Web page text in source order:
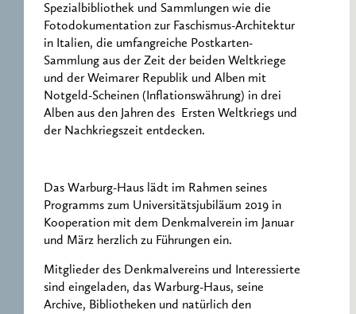
Spezialbibliothek und Sammlungen wie die
Fotodokumentation zur Faschismus-Architektur
in Italien, die umfangreiche Postkarten-
Sammlung aus der Zeit der beiden Weltkriege
und der Weimarer Republik und Alben mit
Notgeld-Scheinen (Inflationswährung) in drei
Alben aus den Jahren des Ersten Weltkriegs und
der Nachkriegszeit entdecken.
Das Warburg-Haus lädt im Rahmen seines
Programms zum Universitätsjubiläum 2019 in
Kooperation mit dem Denkmalverein im Januar
und März herzlich zu Führungen ein.
Mitglieder des Denkmalvereins und Interessierte
sind eingeladen, das Warburg-Haus, seine
Archive, Bibliotheken und natürlich den